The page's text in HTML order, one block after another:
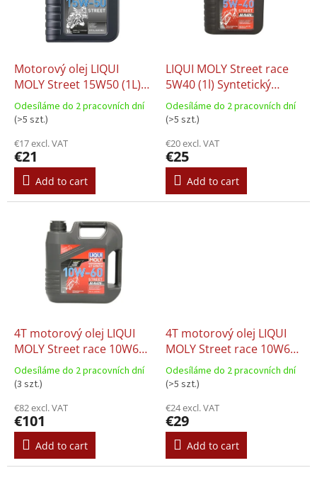
Motorový olej LIQUI
MOLY Street 15W50 (1L)
4T
Odesíláme do 2 pracovních dní
(>5 szt.)
€17 excl. VAT
€21
Add to cart
LIQUI MOLY Street race
5W40 (1l) Syntetický
motorový olej 4T
Odesíláme do 2 pracovních dní
(>5 szt.)
€20 excl. VAT
€25
Add to cart
4T motorový olej LIQUI
MOLY Street race 10W60
(4l)
Odesíláme do 2 pracovních dní
(3 szt.)
€82 excl. VAT
€101
Add to cart
4T motorový olej LIQUI
MOLY Street race 10W60
(1l)
Odesíláme do 2 pracovních dní
(>5 szt.)
€24 excl. VAT
€29
Add to cart